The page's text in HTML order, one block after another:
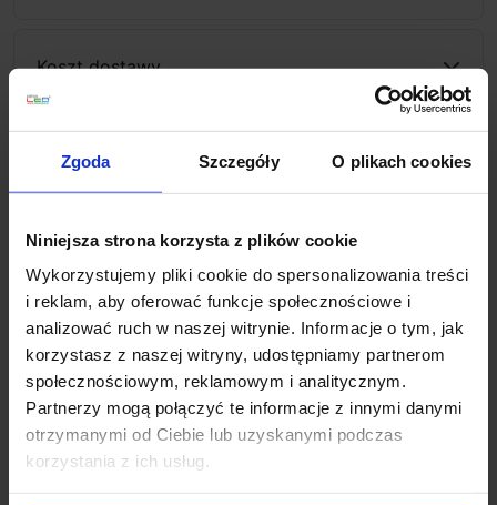
Zgoda Szczegóły O plikach cookies
Niniejsza strona korzysta z plików cookie
Wykorzystujemy pliki cookie do spersonalizowania treści
i reklam, aby oferować funkcje społecznościowe i
analizować ruch w naszej witrynie. Informacje o tym, jak
korzystasz z naszej witryny, udostępniamy partnerom
społecznościowym, reklamowym i analitycznym.
Partnerzy mogą połączyć te informacje z innymi danymi
otrzymanymi od Ciebie lub uzyskanymi podczas
korzystania z ich usług.
Koszt dostawy
Zapytaj o produkt
Lampy Monaco zachwycają, przyciągają spojrzenia i
robią niesamowite wrażenie. Wykonane z pionowych
kryształów układających się w coraz mniejsze okręgi
idealnie udekorują przestrzenie urządzone ze smakiem.
Parametry techniczne: